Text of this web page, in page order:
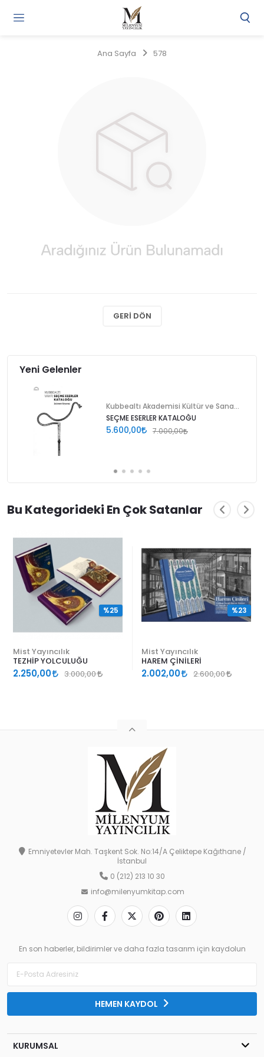
Ana Sayfa 578
GERI DÖN
Yeni Gelenler
SEÇME ESERLER KATALOĞU
5.600,00 7.000,00
Bu Kategorideki En Çok Satanlar
Mist Yayıncılık
TEZHİP YOLCULUĞU
2.250,00 3.000,00
%25
Mist Yayıncılık
HAREM ÇİNİLERİ
2.002,00 2.600,00
%23
Emniyetevler Mah. Taşkent Sok. No:14/A Çeliktepe Kağıthane /
İstanbul
0 (212) 213 10 30
info@milenyumkitap.com
En son haberler, bildirimler ve daha fazla tasarım için kaydolun
HEMEN KAYDOL
KURUMSAL